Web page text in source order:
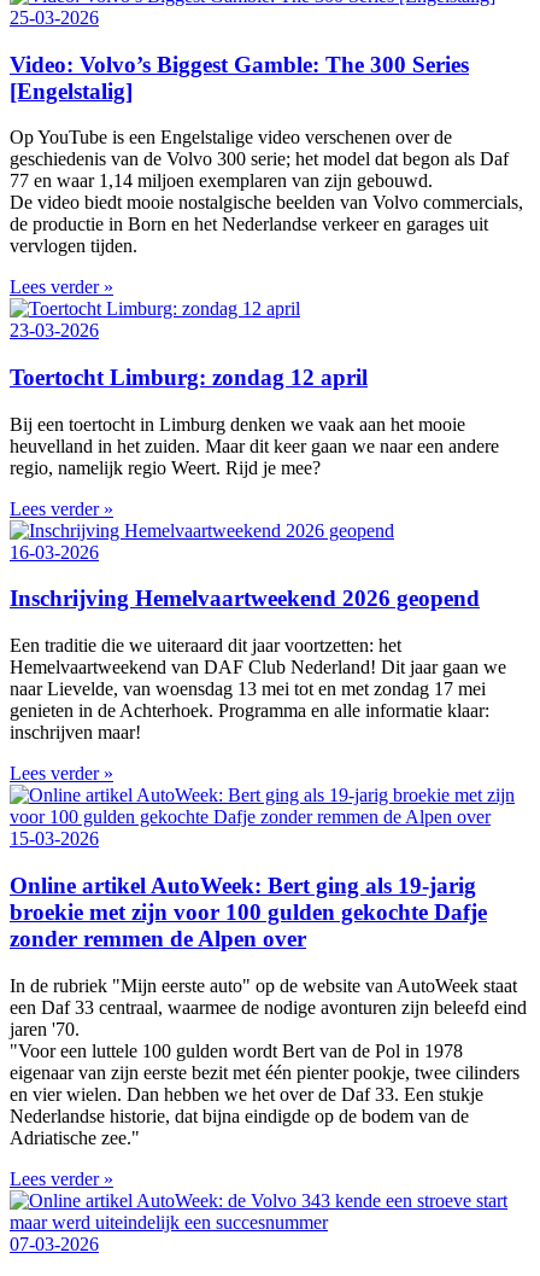
25-03-2026
Video: Volvo’s Biggest Gamble: The 300 Series
[Engelstalig]
Op YouTube is een Engelstalige video verschenen over de
geschiedenis van de Volvo 300 serie; het model dat begon als Daf
77 en waar 1,14 miljoen exemplaren van zijn gebouwd.
De video biedt mooie nostalgische beelden van Volvo commercials,
de productie in Born en het Nederlandse verkeer en garages uit
vervlogen tijden.
Lees verder »
23-03-2026
Toertocht Limburg: zondag 12 april
Bij een toertocht in Limburg denken we vaak aan het mooie
heuvelland in het zuiden. Maar dit keer gaan we naar een andere
regio, namelijk regio Weert. Rijd je mee?
Lees verder »
16-03-2026
Inschrijving Hemelvaartweekend 2026 geopend
Een traditie die we uiteraard dit jaar voortzetten: het
Hemelvaartweekend van DAF Club Nederland! Dit jaar gaan we
naar Lievelde, van woensdag 13 mei tot en met zondag 17 mei
genieten in de Achterhoek. Programma en alle informatie klaar:
inschrijven maar!
Lees verder »
15-03-2026
Online artikel AutoWeek: Bert ging als 19-jarig
broekie met zijn voor 100 gulden gekochte Dafje
zonder remmen de Alpen over
In de rubriek "Mijn eerste auto" op de website van AutoWeek staat
een Daf 33 centraal, waarmee de nodige avonturen zijn beleefd eind
jaren '70.
"Voor een luttele 100 gulden wordt Bert van de Pol in 1978
eigenaar van zijn eerste bezit met één pienter pookje, twee cilinders
en vier wielen. Dan hebben we het over de Daf 33. Een stukje
Nederlandse historie, dat bijna eindigde op de bodem van de
Adriatische zee."
Lees verder »
07-03-2026